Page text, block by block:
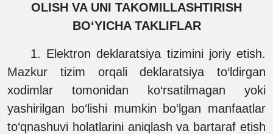
OLISH VA UNI TAKOMILLASHTIRISH
BOʻYICHA TAKLIFLAR
1. Elektron deklaratsiya tizimini joriy etish.
Mazkur tizim orqali deklaratsiya to‘ldirgan
xodimlar tomonidan ko‘rsatilmagan yoki
yashirilgan bo‘lishi mumkin bo‘lgan manfaatlar
to‘qnashuvi holatlarini aniqlash va bartaraf etish